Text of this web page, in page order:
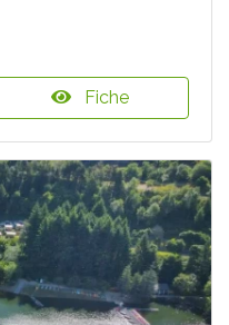
Fiche